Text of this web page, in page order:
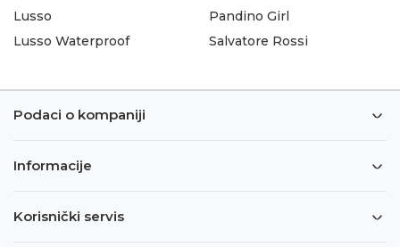
Lusso
Lusso Waterproof
Pandino Girl
Salvatore Rossi
Podaci o kompaniji
Informacije
Korisnički servis